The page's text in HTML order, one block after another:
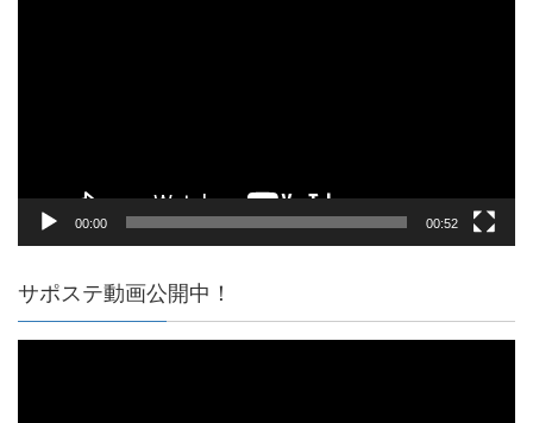
00:00 00:52
サポステ動画公開中！